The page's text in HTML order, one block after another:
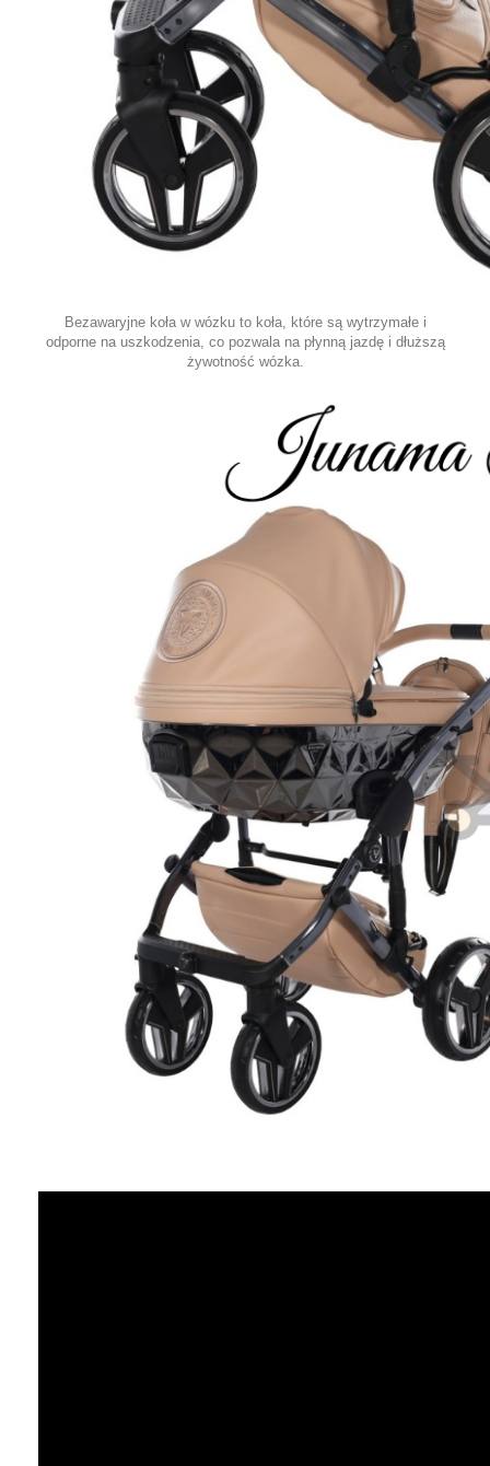
Bezawaryjne koła w wózku to koła, które są wytrzymałe i
odporne na uszkodzenia, co pozwala na płynną jazdę i dłuższą
żywotność wózka.